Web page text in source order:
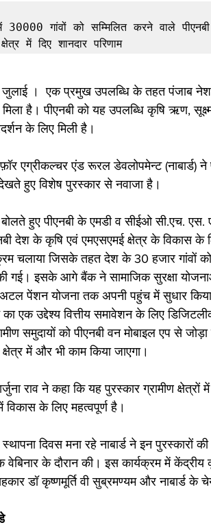
30000 गांवों को सम्मिलित करने वाले
।  एक प्रमुख उपलब्धि के तहत पंजाब
मिला है। पीएनबी को यह उपलब्धि कृषि ऋण,
के लिए मिली है।
एग्रीकल्चर एंड रूरल डेवलोपमेन्ट (नाबार्ड)
हुए विशेष पुरस्कार से नवाजा है।
हुए पीएनबी के एमडी व सीईओ सी.एच. एस.
देश के कृषि एवं एमएसएमई क्षेत्र के विकास के
चलाया जिसके तहत देश के 30 हजार गांवों
गई। इसके आगे बैंक ने सामाजिक सुरक्षा
पेंशन योजना तक अपनी पहुंच में सुधार
एक उद्देश्य वित्तीय समावेशन के लिए
समुदायों को पीएनबी वन मोबाइल एप से
में और भी काम किया जाएगा।
राव ने कहा कि यह पुरस्कार ग्रामीण
विकास के लिए महत्वपूर्ण है।
दिवस मना रहे नाबार्ड ने इन पुरस्कारों
के दौरान की। इस कार्यक्रम में
डॉ कृष्णमूर्ति वी सुब्रमण्यम और नाबार्ड के